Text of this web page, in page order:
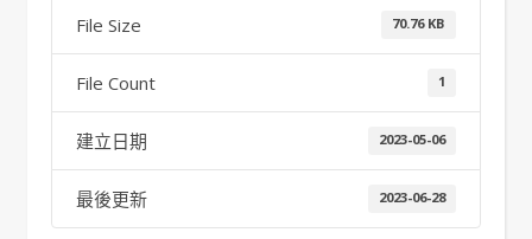
File Size 70.76 KB
File Count 1
建立日期 2023-05-06
最後更新 2023-06-28